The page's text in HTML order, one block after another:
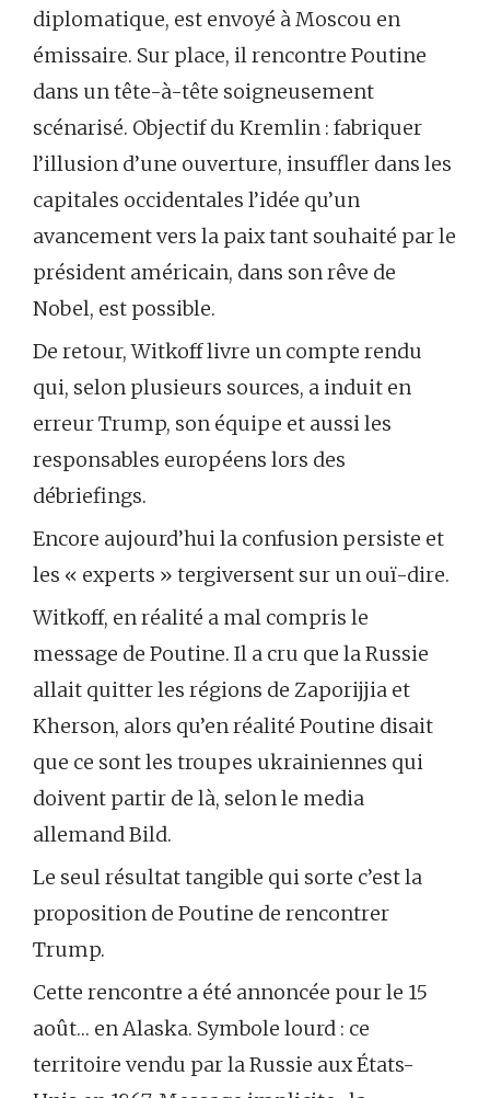
diplomatique, est envoyé à Moscou en
émissaire. Sur place, il rencontre Poutine
dans un tête-à-tête soigneusement
scénarisé. Objectif du Kremlin : fabriquer
l’illusion d’une ouverture, insuffler dans les
capitales occidentales l’idée qu’un
avancement vers la paix tant souhaité par le
président américain, dans son rêve de
Nobel, est possible.
De retour, Witkoff livre un compte rendu
qui, selon plusieurs sources, a induit en
erreur Trump, son équipe et aussi les
responsables européens lors des
débriefings.
Encore aujourd’hui la confusion persiste et
les « experts » tergiversent sur un ouï-dire.
Witkoff, en réalité a mal compris le
message de Poutine. Il a cru que la Russie
allait quitter les régions de Zaporijjia et
Kherson, alors qu’en réalité Poutine disait
que ce sont les troupes ukrainiennes qui
doivent partir de là, selon le media
allemand Bild.
Le seul résultat tangible qui sorte c’est la
proposition de Poutine de rencontrer
Trump.
Cette rencontre a été annoncée pour le 15
août… en Alaska. Symbole lourd : ce
territoire vendu par la Russie aux États-